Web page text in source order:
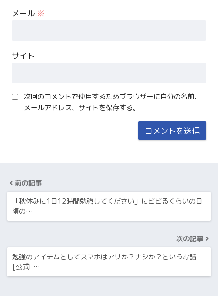
メール ※
サイト
次回のコメントで使用するためブラウザーに自分の名前、
メールアドレス、サイトを保存する。
前の記事
「秋休みに1日12時間勉強してください」にビビるくらいの日
頃の…
次の記事
勉強のアイテムとしてスマホはアリか？ナシか？というお話
[公式L…